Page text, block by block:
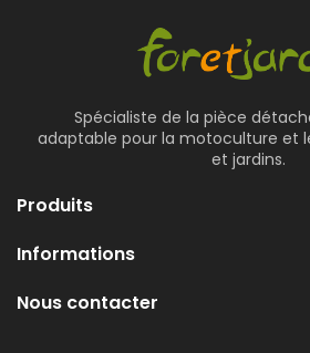
Spécialiste de la pièce
adaptable pour la motoculture et
et jardins.
Produits
Informations
Nous contacter